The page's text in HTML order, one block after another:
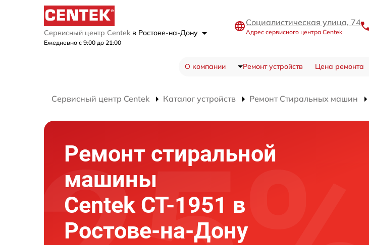
Сервисный центр Centek в Ростове-на-Дону
Ежедневно с 9:00 до 21:00
Социалистическая улица, 74
Адрес сервисного центра Centek
О компании Ремонт устройств Цена ремонта
Сервисный центр Centek Каталог устройств Ремонт Стиральных машин
Ремонт стиральной
машины
Centek CT-1951 в
Ростове-на-Дону